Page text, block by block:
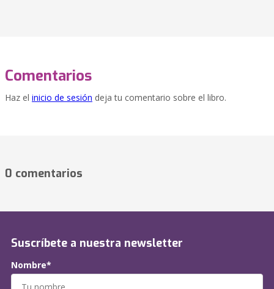
Comentarios
Haz el inicio de sesión deja tu comentario sobre el libro.
0 comentarios
Suscríbete a nuestra newsletter
Nombre*